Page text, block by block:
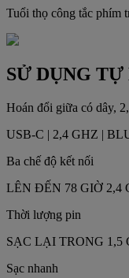
Tuổi thọ công tắc phím
SỬ DỤNG
Hoán đổi giữa có dây,
USB-C | 2,4 GHZ |
Ba chế độ kết nối
LÊN ĐẾN 78 GIỜ 2,4
Thời lượng pin
SẠC LẠI TRONG 1,5
Sạc nhanh